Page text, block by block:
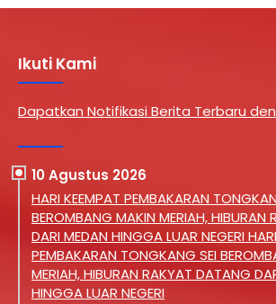
Ikuti Kami
Dapatkan Notifikasi Berita Terbaru
10 Agustus 2026
HARI KEEMPAT PEMBAKARAN
BEROMBANG MAKIN MERIAH, HIBURAN
DARI MEDAN HINGGA LUAR NEGERI
PEMBAKARAN TONGKANG SEI
MERIAH, HIBURAN RAKYAT DATANG
HINGGA LUAR NEGERI